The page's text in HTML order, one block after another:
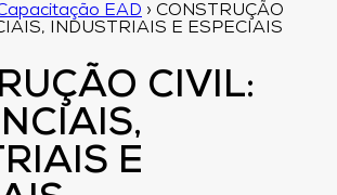
EAD › CONSTRUÇÃO
INDUSTRIAIS E ESPECIAIS
CIVIL:
E